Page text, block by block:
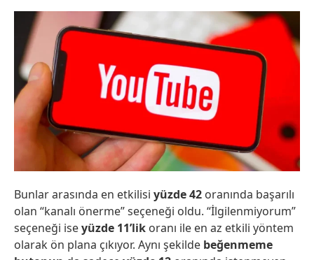
Bunlar arasında en etkilisi yüzde 42 oranında başarılı
olan “kanalı önerme” seçeneği oldu. “İlgilenmiyorum”
seçeneği iseyüzde 11’lik oranı ile en az etkili yöntem
olarak ön plana çıkıyor. Aynı şekilde beğenmeme